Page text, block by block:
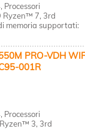
Processori
Ryzen™ 7, 3rd
memoria supportati:
PRO-VDH
001R
Processori
3, 3rd